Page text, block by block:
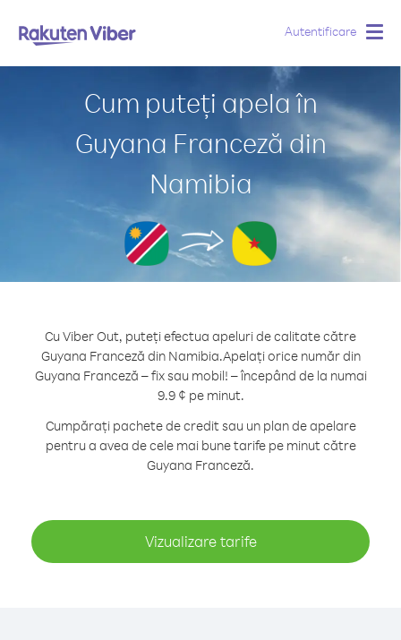
Autentificare
Cum puteți apela în
Guyana Franceză din
Namibia
Cu Viber Out, puteți efectua apeluri de calitate către
Guyana Franceză din Namibia.Apelați orice număr din
Guyana Franceză – fix sau mobil! – începând de la numai
9.9 ¢ pe minut.
Cumpărați pachete de credit sau un plan de apelare
pentru a avea de cele mai bune tarife pe minut către
Guyana Franceză.
Vizualizare tarife